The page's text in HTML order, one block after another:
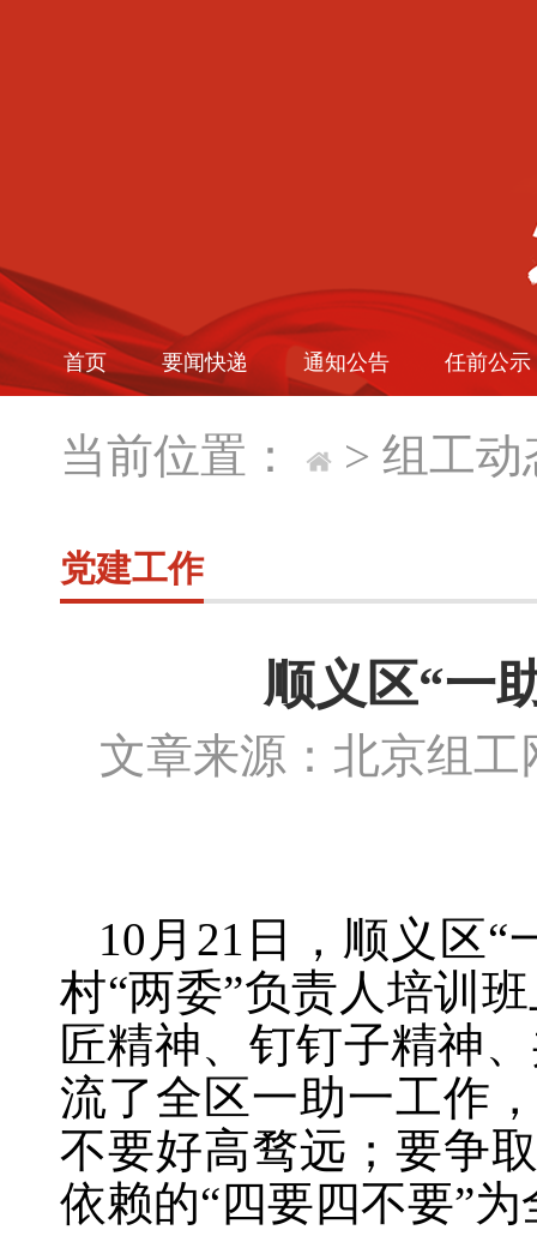
首页 要闻快递 通知公告 任前公示
当前位置： > 组工动
党建工作
顺义区“一
文章来源：北京
10月21日，顺义区
村“两委”负责人培训
匠精神、钉钉子精神
流了全区一助一工作
不要好高骛远；要争
依赖的“四要四不要”